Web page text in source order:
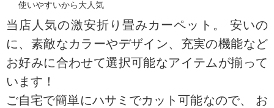
使いやすいから大人気
当店人気の激安折り畳みカーペット。
安いの
に、素敵なカラーやデザイン、充実の機能など
お好みに合わせて選択可能なアイテムが揃って
います！
ご自宅で簡単にハサミでカット可能なので、 お